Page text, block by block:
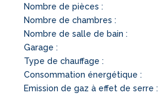
Nombre de pièces :
Nombre de chambres :
Nombre de salle de bain :
Garage :
Type de chauffage :
Consommation énergétique :
Emission de gaz à effet de serre :